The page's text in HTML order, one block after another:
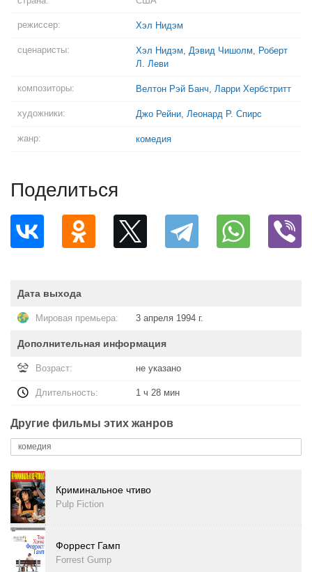
режиссер: Хэл Нидэм
сценаристы: Хэл Нидэм, Дэвид Чишолм, Роберт
Л. Леви
композиторы: Велтон Рэй Банч, Ларри Хербстритт
художники: Джо Рейни, Леонард Р. Спирс
жанр: комедия
Поделиться
Дата выхода
Мировая премьера: 3 апреля 1994 г.
Дополнительная информация
Возраст: не указано
Длительность: 1 ч 28 мин
Другие фильмы этих жанров
комедия
Криминальное чтиво
Pulp Fiction
Форрест Гамп
Forrest Gump